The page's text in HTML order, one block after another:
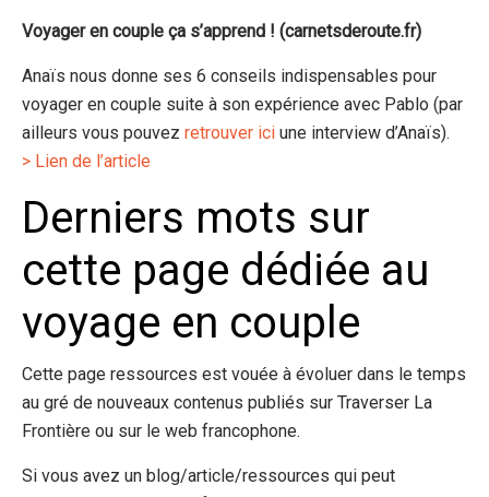
Voyager en couple ça s’apprend ! (carnetsderoute.fr)
Anaïs nous donne ses 6 conseils indispensables pour
voyager en couple suite à son expérience avec Pablo (par
ailleurs vous pouvez retrouver ici une interview d’Anaïs).
> Lien de l’article
Derniers mots sur
cette page dédiée au
voyage en couple
Cette page ressources est vouée à évoluer dans le temps
au gré de nouveaux contenus publiés sur Traverser La
Frontière ou sur le web francophone.
Si vous avez un blog/article/ressources qui peut